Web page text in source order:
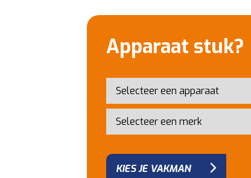
Apparaat stuk?
KIES JE VAKMAN